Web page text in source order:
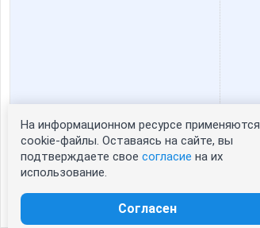
Статистика портрета:
сейчас просматривают портрет - 0
зарегистрированные пользователи
На информационном ресурсе применяются
cookie-файлы. Оставаясь на сайте, вы
подтверждаете свое согласие на их
использование.
Согласен